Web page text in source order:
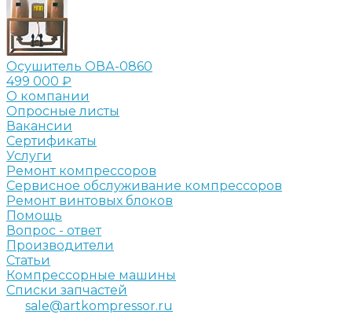
Осушитель ОВА-0860
499 000 ₽
О компании
Опросные листы
Вакансии
Сертификаты
Услуги
Ремонт компрессоров
Сервисное обслуживание компрессоров
Ремонт винтовых блоков
Помощь
Вопрос - ответ
Производители
Статьи
Компрессорные машины
Списки запчастей
sale@artkompressor.ru